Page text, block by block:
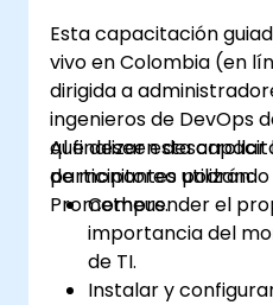
Esta capacitación
vivo en Colombia (en
dirigida a
ingenieros de DevOps
que deseen
de monitoreo
Prometheus.
Al finalizar esta
participantes podrán:
Comprender el
importancia del
de TI.
Instalar y